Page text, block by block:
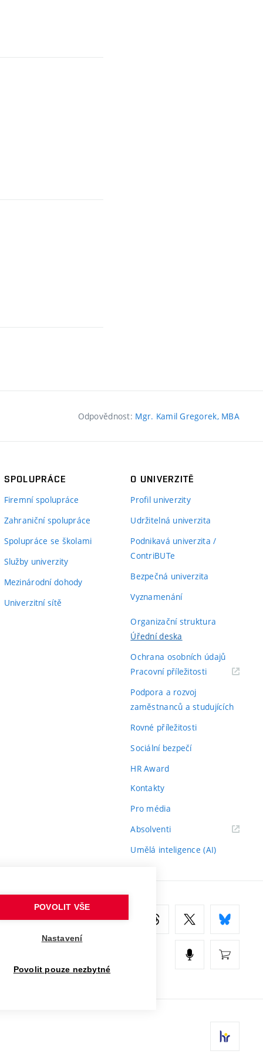
Odpovědnost: Mgr. Kamil Gregorek, MBA
SPOLUPRÁCE
Firemní spolupráce
Zahraniční spolupráce
Spolupráce se školami
Služby univerzity
Mezinárodní dohody
Univerzitní sítě
O UNIVERZITĚ
Profil univerzity
Udržitelná univerzita
Podnikavá univerzita /
ContriBUTe
Bezpečná univerzita
Vyznamenání
Organizační struktura
Úřední deska
Ochrana osobních údajů
Pracovní příležitosti(externí
Podpora a rozvoj
zaměstnanců a studujících
Rovné příležitosti
Sociální bezpečí
HR Award
Kontakty
Pro média
Absolventi(externí
Umělá inteligence (AI)
POVOLIT VŠE
Nastavení
Povolit pouze nezbytné